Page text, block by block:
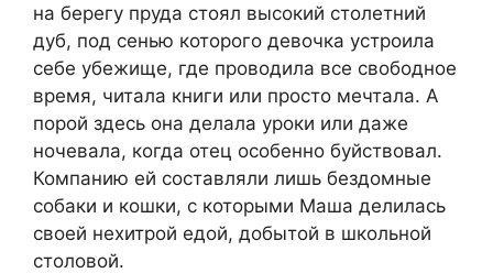
на берегу пруда стоял высокий столетний
дуб, под сенью которого девочка устроила
себе убежище, где проводила все свободное
время, читала книги или просто мечтала. А
порой здесь она делала уроки или даже
ночевала, когда отец особенно буйствовал.
Компанию ей составляли лишь бездомные
собаки и кошки, с которыми Маша делилась
своей нехитрой едой, добытой в школьной
столовой.